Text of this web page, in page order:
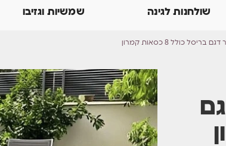
שולחנות לגינה שמשיות וגזיבו
דגם